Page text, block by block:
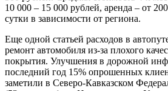
10 000 – 15 000 рублей, аренда – от
сутки в зависимости от региона.
Еще одной статьей расходов в
ремонт автомобиля из-за плохого
покрытия. Улучшения в дорожной
последний год 15% опрошенных
заметили в Северо-Кавказском